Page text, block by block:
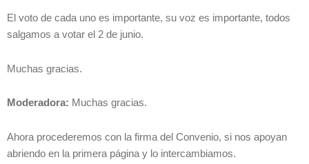
El voto de cada uno es importante, su voz es importante, todos
salgamos a votar el 2 de junio.
Muchas gracias.
Moderadora: Muchas gracias.
Ahora procederemos con la firma del Convenio, si nos apoyan
abriendo en la primera página y lo intercambiamos.